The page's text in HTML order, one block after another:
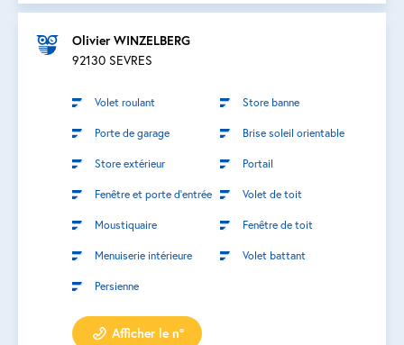
Olivier WINZELBERG
92130 SEVRES
Volet roulant Store banne
Porte de garage Brise soleil orientable
Store extérieur Portail
Fenêtre et porte d’entrée Volet de toit
Moustiquaire Fenêtre de toit
Menuiserie intérieure Volet battant
Persienne
Afficher le n°